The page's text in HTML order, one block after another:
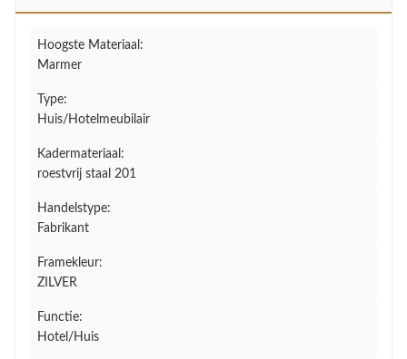
Hoogste Materiaal:
Marmer
Type:
Huis/Hotelmeubilair
Kadermateriaal:
roestvrij staal 201
Handelstype:
Fabrikant
Framekleur:
ZILVER
Functie:
Hotel/Huis